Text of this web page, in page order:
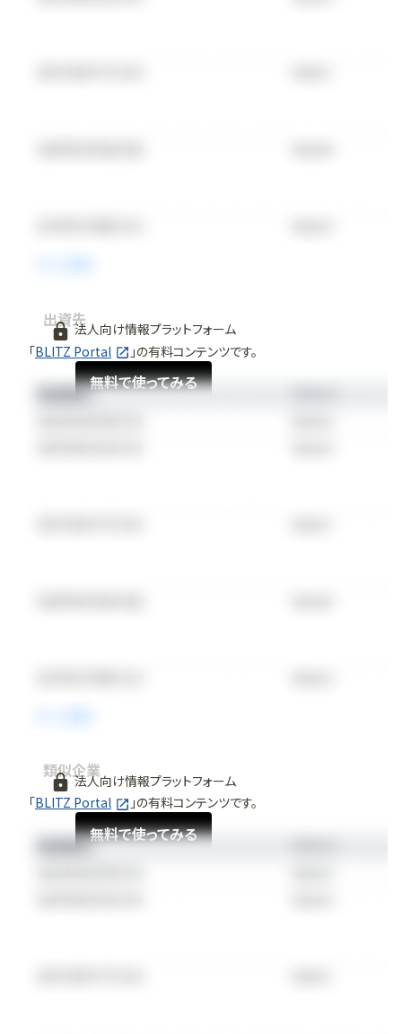
法人向け情報プラットフォーム
「BLITZ Portal 」の有料コンテンツです。
無料で使ってみる
出資先
法人向け情報プラットフォーム
「BLITZ Portal 」の有料コンテンツです。
無料で使ってみる
類似企業